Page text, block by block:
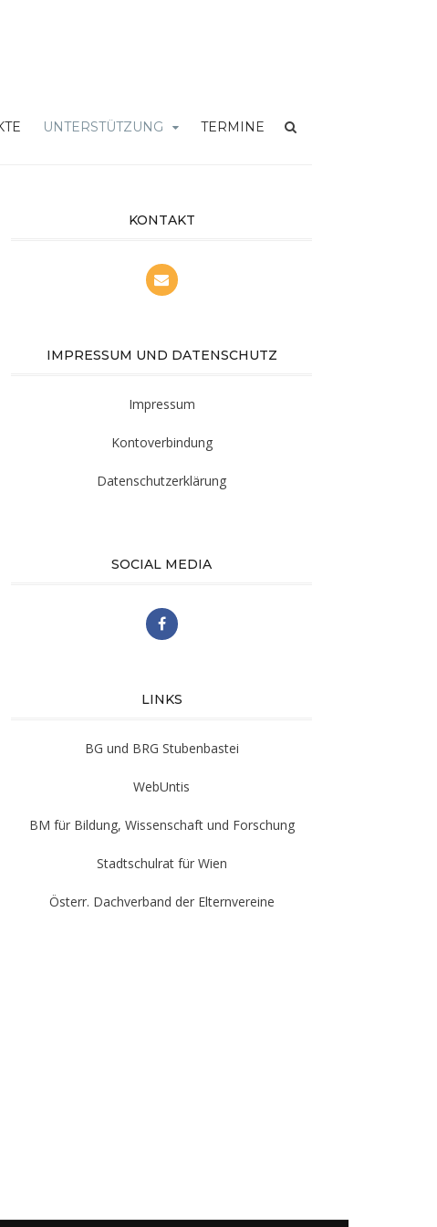
UNTERSTÜTZUNG TERMINE
KONTAKT
IMPRESSUM UND DATENSCHUTZ
Impressum
Kontoverbindung
Datenschutzerklärung
SOCIAL MEDIA
LINKS
BG und BRG Stubenbastei
WebUntis
BM für Bildung, Wissenschaft und Forschung
Stadtschulrat für Wien
Österr. Dachverband der Elternvereine